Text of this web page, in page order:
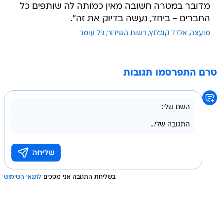
מדובר במטרה חשובה מאין כמותה לה שותפים כל
החברים - ביחד, נעשה בדיוק את זה".
מועצה אלדד קובלנץ רשות השידור גיל עומר
טרם התפרסמו תגובות
בשליחת התגובה אני מסכים לתנאי השימוש